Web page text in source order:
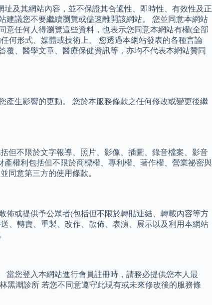
及其網站內容，並不保證其合適性、即時性、有效性及正
建議您不要繼續瀏覽或儘速離開該網站。 您並同意本網站
任何人得瀏覽這些資料，也表示您同意本網站有權(全部
何形式、媒體或技術上。 您透過本網站發表的各種言論
覆、醫學文章、醫療保健資訊等，亦均不代表本網站贊同
生影響的更動。 您於本服務條款之任何修改或變更後繼
但不限於文字報導、照片、影像、插圖、錄音檔案、影音
權利包括但不限於商標權、專利權、著作權、營業祕密與
同意第三方的使用條款。
佈或提供予公眾者(包括但不限於轉貼連結、轉載內容等方
、轉賣、重製、改作、散佈、表演、展示以及利用本網站
當您登入本網站進行會員註冊時，請務必提供您本人最
黑潮診所 若您不同意遵守此現有或未來修改後的服務條